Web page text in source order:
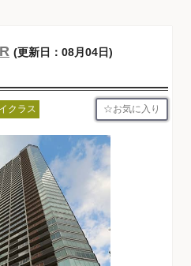
(更新日：08月04日)
クラス お気に入り